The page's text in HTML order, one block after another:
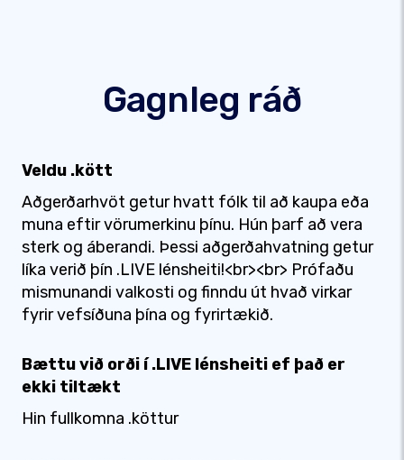
Gagnleg ráð
Veldu .kött
Aðgerðarhvöt getur hvatt fólk til að kaupa eða
muna eftir vörumerkinu þínu. Hún þarf að vera
sterk og áberandi. Þessi aðgerðahvatning getur
líka verið þín .LIVE lénsheiti!<br><br> Prófaðu
mismunandi valkosti og finndu út hvað virkar
fyrir vefsíðuna þína og fyrirtækið.
Bættu við orði í .LIVE lénsheiti ef það er
ekki tiltækt
Hin fullkomna .köttur